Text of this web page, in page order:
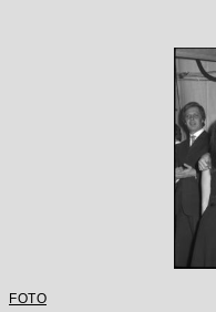
FOTO